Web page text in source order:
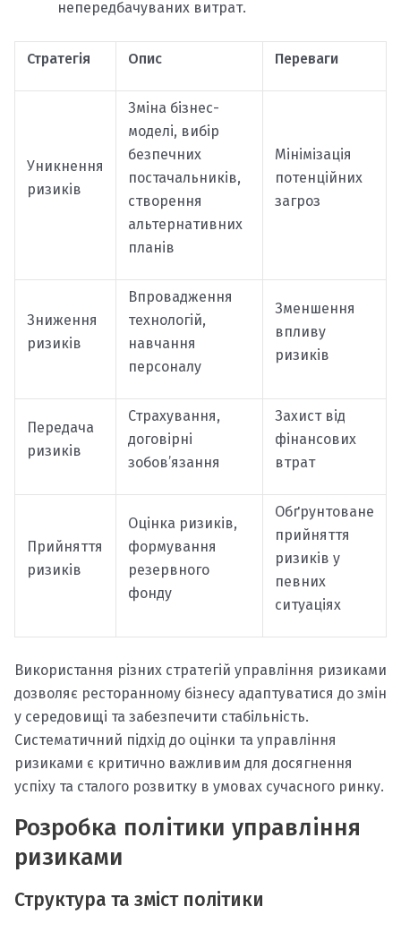
непередбачуваних витрат.
Стратегія Опис Переваги
Уникнення
ризиків
Зміна бізнес-
моделі, вибір
безпечних
постачальників,
створення
альтернативних
планів
Мінімізація
потенційних
загроз
Зниження
ризиків
Впровадження
технологій,
навчання
персоналу
Зменшення
впливу
ризиків
Передача
ризиків
Страхування,
договірні
зобов’язання
Захист від
фінансових
втрат
Прийняття
ризиків
Оцінка ризиків,
формування
резервного
фонду
Обґрунтоване
прийняття
ризиків у
певних
ситуаціях
Використання різних стратегій управління ризиками
дозволяє ресторанному бізнесу адаптуватися до змін
у середовищі та забезпечити стабільність.
Систематичний підхід до оцінки та управління
ризиками є критично важливим для досягнення
успіху та сталого розвитку в умовах сучасного ринку.
Розробка політики управління
ризиками
Структура та зміст політики